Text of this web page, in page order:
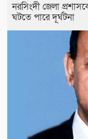
নরসিংদী জেলা
ঘটতে পারে দূর্ঘটনা